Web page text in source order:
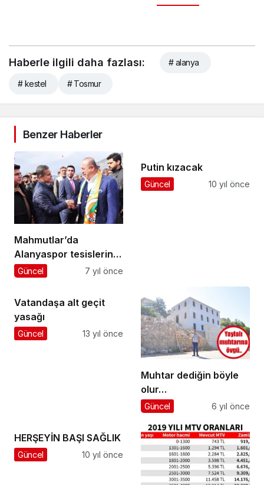
Haberle ilgili daha fazlası: # alanya
# kestel # Tosmur
Benzer Haberler
Mahmutlar’da
Alanyaspor tesislerinin
temeli atıldı
Güncel 7 yıl önce
Putin kızacak
Güncel 10 yıl önce
Vatandaşa alt geçit
yasağı
Güncel 13 yıl önce
Muhtar dediğin böyle
olur…
Güncel 6 yıl önce
HERŞEYİN BAŞI SAĞLIK
Güncel 10 yıl önce